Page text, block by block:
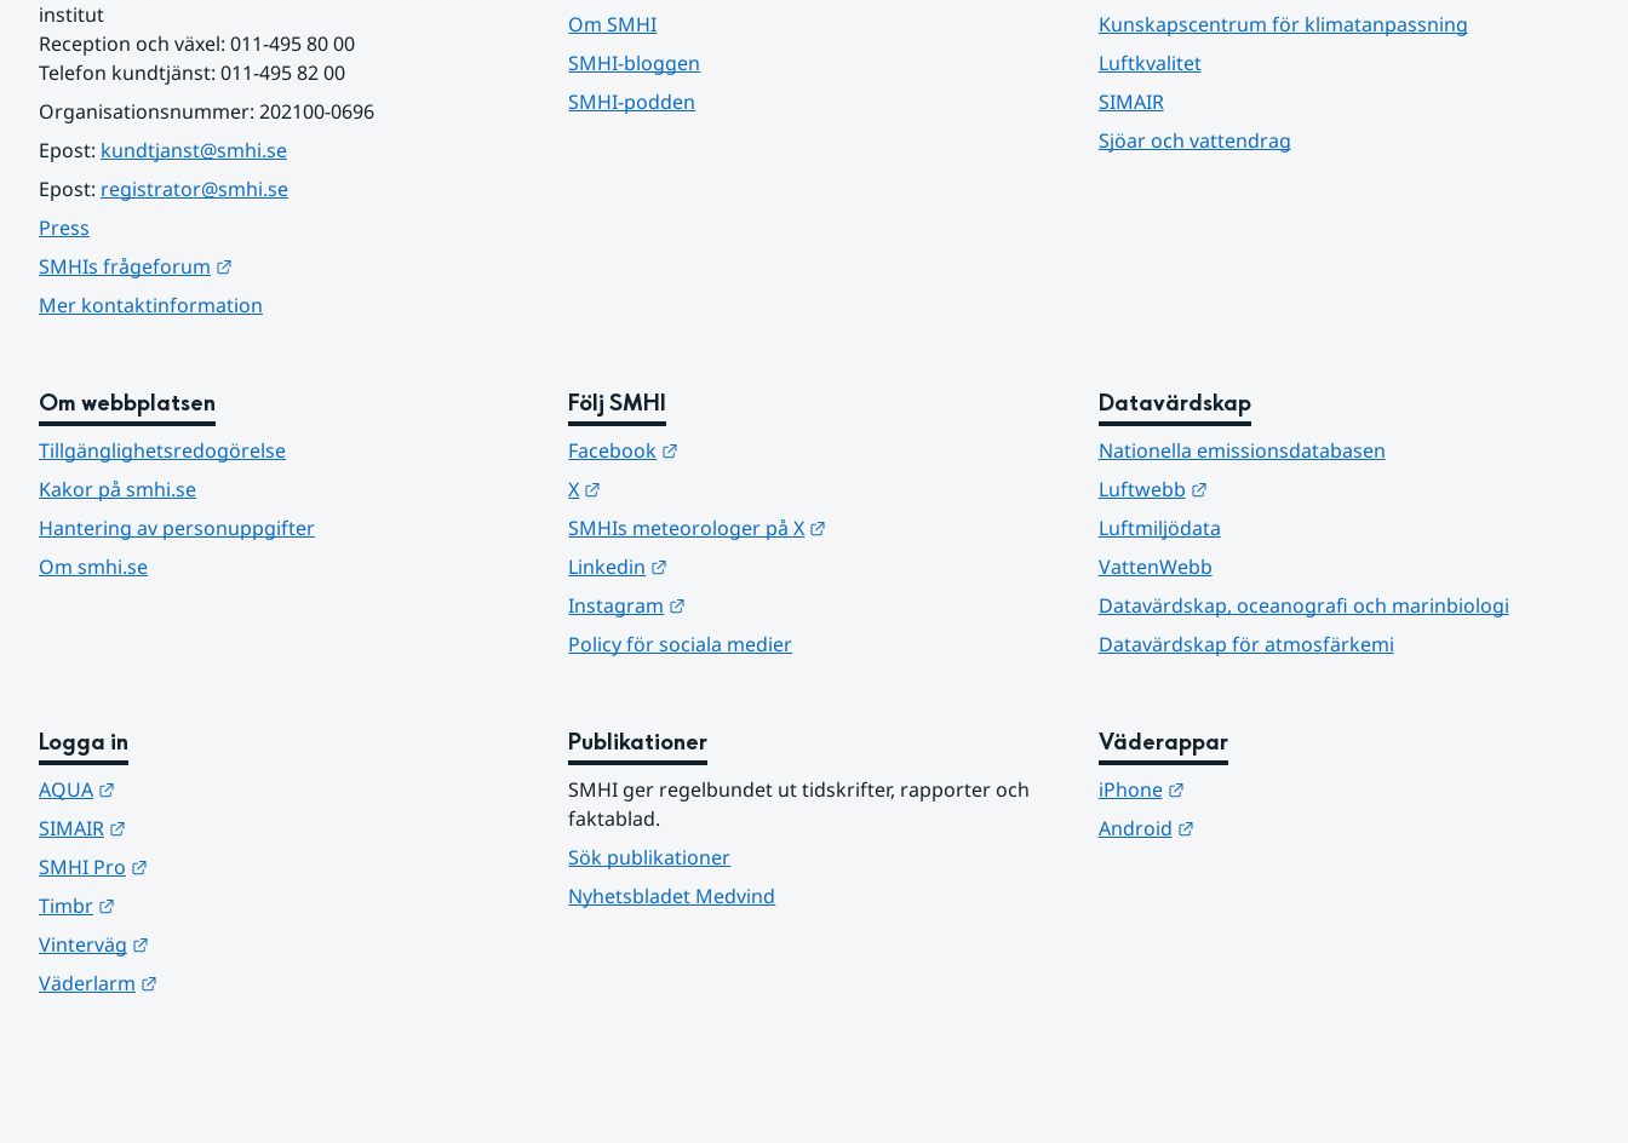
institut
Reception och växel: 011-495 80 00
Telefon kundtjänst: 011-495 82 00
Organisationsnummer: 202100-0696
Epost: kundtjanst@smhi.se
Epost: registrator@smhi.se
Press
SMHIs frågeforum
Mer kontaktinformation
Om SMHI
SMHI-bloggen
SMHI-podden
Kunskapscentrum för klimatanpassning
Luftkvalitet
SIMAIR
Sjöar och vattendrag
Om webbplatsen
Tillgänglighetsredogörelse
Kakor på smhi.se
Hantering av personuppgifter
Om smhi.se
Följ SMHI
Facebook
X
SMHIs meteorologer på X
Linkedin
Instagram
Policy för sociala medier
Datavärdskap
Nationella emissionsdatabasen
Luftwebb
Länk till annan webbplats.
Luftmiljödata
VattenWebb
Datavärdskap, oceanografi och marinbiologi
Datavärdskap för atmosfärkemi
Logga in
AQUA
SIMAIR
SMHI Pro
Timbr
Vinterväg
Väderlarm
Publikationer
SMHI ger regelbundet ut tidskrifter, rapporter och
faktablad.
Sök publikationer
Nyhetsbladet Medvind
Väderappar
iPhone
Länk till annan webbplats.
Android
Länk till annan webbplats.